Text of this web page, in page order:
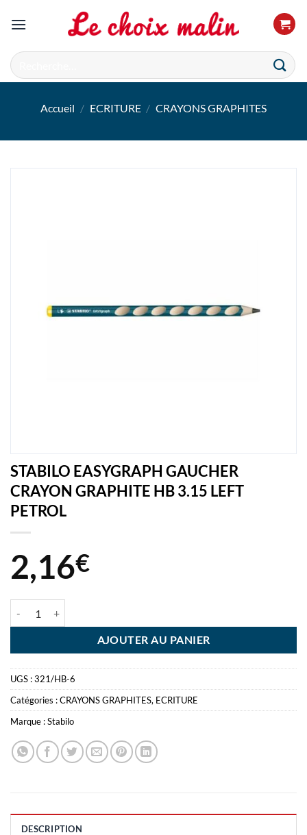
Recherche
pour :
Accueil / ECRITURE / CRAYONS GRAPHITES
STABILO EASYGRAPH GAUCHER
CRAYON GRAPHITE HB 3.15 LEFT
PETROL
2,16€
AJOUTER AU PANIER
UGS :321/HB-6
Catégories :CRAYONS GRAPHITES, ECRITURE
Marque :Stabilo
DESCRIPTION